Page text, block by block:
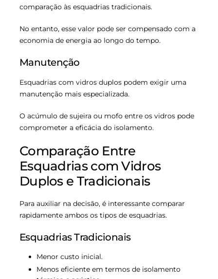
comparação às esquadrias tradicionais.
No entanto, esse valor pode ser compensado com a
economia de energia ao longo do tempo.
Manutenção
Esquadrias com vidros duplos podem exigir uma
manutenção mais especializada.
O acúmulo de sujeira ou mofo entre os vidros pode
comprometer a eficácia do isolamento.
Comparação Entre
Esquadrias com Vidros
Duplos e Tradicionais
Para auxiliar na decisão, é interessante comparar
rapidamente ambos os tipos de esquadrias.
Esquadrias Tradicionais
Menor custo inicial.
Menos eficiente em termos de isolamento